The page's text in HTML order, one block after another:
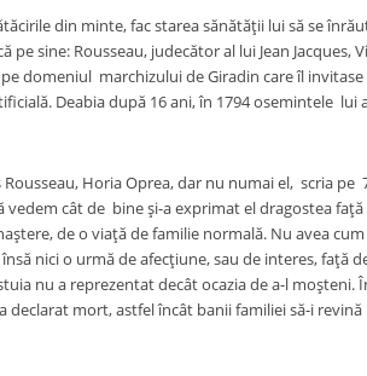
din minte, fac starea sănătăţii lui să se
sine: Rousseau, judecător al lui Jean
domeniul marchizului de Giradin care îl
Deabia după 16 ani, în 1794 osemintele
Horia Oprea, dar nu numai el, scria pe
cât de bine şi-a exprimat el dragostea
de o viaţă de familie normală. Nu avea
nici o urmă de afecţiune, sau de interes, faţă
nu a reprezentat decât ocazia de a-l moşteni.
mort, astfel încât banii familiei să-i revină